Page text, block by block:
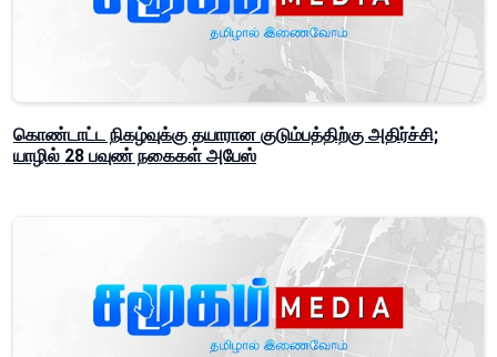
கொண்டாட்ட நிகழ்வுக்கு தயாரான குடும்பத்திற்கு அதிர்ச்சி;
யாழில் 28 பவுண் நகைகள் அபேஸ்